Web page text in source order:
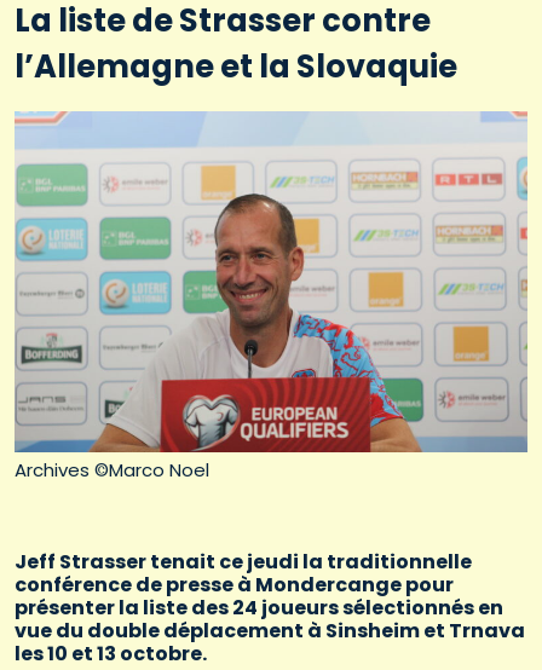
Archives ©Marco Noel
La liste de Strasser contre
l’Allemagne et la Slovaquie
Jeff Strasser tenait ce jeudi la traditionnelle
conférence de presse à Mondercange pour
présenter la liste des 24 joueurs sélectionnés en
vue du double déplacement à Sinsheim et Trnava
les 10 et 13 octobre.